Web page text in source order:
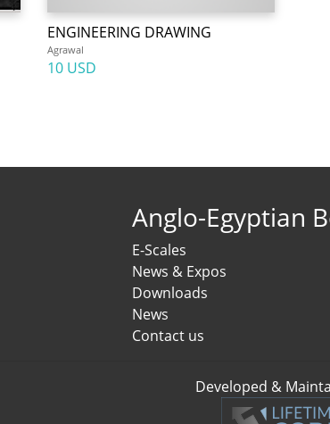
ENGINEERING DRAWING
Agrawal
10 USD
Anglo-Egyptian
E-Scales
News & Expos
Downloads
News
Contact us
Developed &